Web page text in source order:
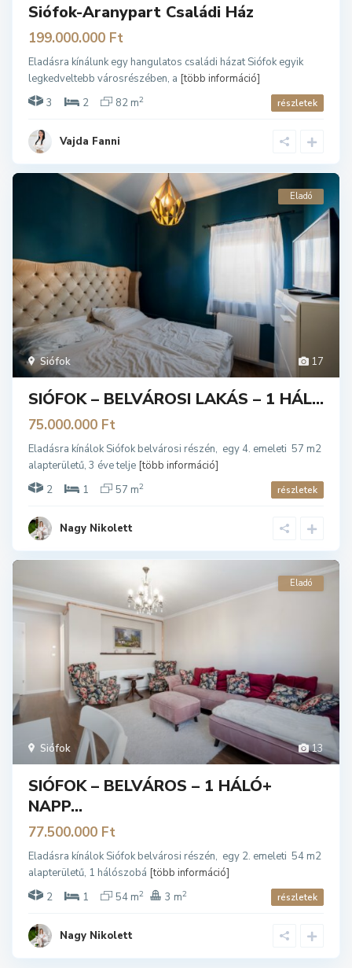
Siófok-Aranypart Családi Ház
199.000.000 Ft
Eladásra kínálunk egy hangulatos családi házat Siófok egyik
legkedveltebb városrészében, a [több információ]
3
2 82 m2 részletek
Vajda Fanni
17
Siófok
Eladó
SIÓFOK – BELVÁROSI LAKÁS – 1 HÁL...
75.000.000 Ft
Eladásra kínálok Siófok belvárosi részén, egy 4. emeleti 57 m2
alapterületű, 3 éve telje [több információ]
2
1 57 m2 részletek
Nagy Nikolett
13
Siófok
Eladó
SIÓFOK – BELVÁROS – 1 HÁLÓ+
NAPP...
77.500.000 Ft
Eladásra kínálok Siófok belvárosi részén, egy 2. emeleti 54 m2
alapterületű, 1 hálószobá [több információ]
2
1 54 m2 3 m2 részletek
Nagy Nikolett